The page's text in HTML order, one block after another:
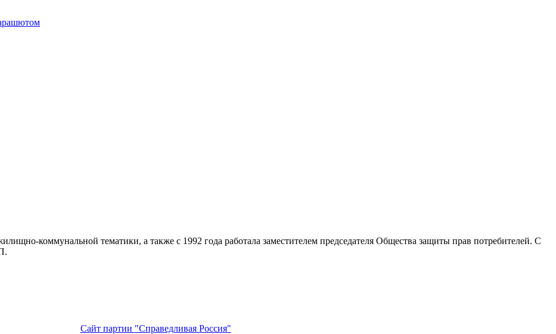
коммунальной тематики, а также с 1992 года работала заместителем председателя Общества защиты прав потребителей. С
Сайт партии "Справедливая Россия"